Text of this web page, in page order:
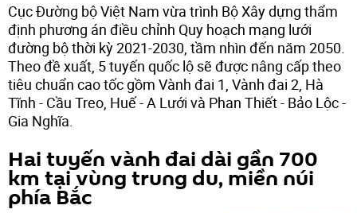
Cục Đường bộ Việt Nam vừa trình Bộ Xây dựng thẩm
định phương án điều chỉnh Quy hoạch mạng lưới
đường bộ thời kỳ 2021-2030, tầm nhìn đến năm 2050.
Theo đề xuất, 5 tuyến quốc lộ sẽ được nâng cấp theo
tiêu chuẩn cao tốc gồm Vành đai 1, Vành đai 2, Hà
Tĩnh - Cầu Treo, Huế - A Lưới và Phan Thiết - Bảo Lộc -
Gia Nghĩa.
Hai tuyến vành đai dài gần 700
km tại vùng trung du, miền núi
phía Bắc